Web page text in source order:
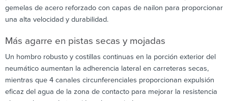
gemelas de acero reforzado con capas de nailon para proporcionar
una alta velocidad y durabilidad.
Más agarre en pistas secas y mojadas
Un hombro robusto y costillas continuas en la porción exterior del
neumático aumentan la adherencia lateral en carreteras secas,
mientras que 4 canales circunferenciales proporcionan expulsión
eficaz del agua de la zona de contacto para mejorar la resistencia